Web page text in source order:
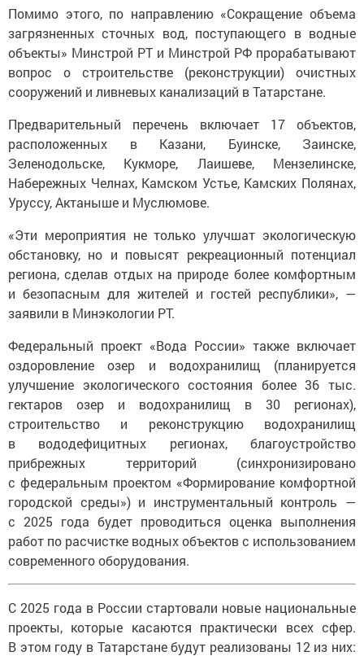
Помимо этого, по направлению «Сокращение объема
загрязненных сточных вод, поступающего в водные
объекты» Минстрой РТ и Минстрой РФ прорабатывают
вопрос о строительстве (реконструкции) очистных
сооружений и ливневых канализаций в Татарстане.
Предварительный перечень включает 17 объектов,
расположенных в Казани, Буинске, Заинске,
Зеленодольске, Кукморе, Лаишеве, Мензелинске,
Набережных Челнах, Камском Устье, Камских Полянах,
Уруссу, Актаныше и Муслюмове.
«Эти мероприятия не только улучшат экологическую
обстановку, но и повысят рекреационный потенциал
региона, сделав отдых на природе более комфортным
и безопасным для жителей и гостей республики», —
заявили в Минэкологии РТ.
Федеральный проект «Вода России» также включает
оздоровление озер и водохранилищ (планируется
улучшение экологического состояния более 36 тыс.
гектаров озер и водохранилищ в 30 регионах),
строительство и реконструкцию водохранилищ
в вододефицитных регионах, благоустройство
прибрежных территорий (синхронизировано
с федеральным проектом «Формирование комфортной
городской среды») и инструментальный контроль —
с 2025 года будет проводиться оценка выполнения
работ по расчистке водных объектов с использованием
современного оборудования.
С 2025 года в России стартовали новые национальные
проекты, которые касаются практически всех сфер.
В этом году в Татарстане будут реализованы 12 из них: